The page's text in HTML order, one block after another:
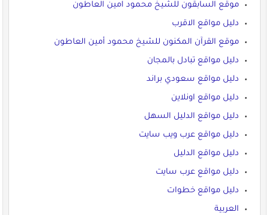
موقع السابقون للشيخ محمود امين العاطون
دليل مواقع الاقرب
موقع القرآن المكنون للشيخ محمود أمين العاطون
دليل مواقع تبادل بالمجان
دليل مواقع سعودي براند
دليل مواقع اونلاين
دليل مواقع الدليل السهل
دليل مواقع عرب ويب سايت
دليل مواقع الدليل
دليل مواقع عرب سايت
دليل مواقع خطوات
العربية